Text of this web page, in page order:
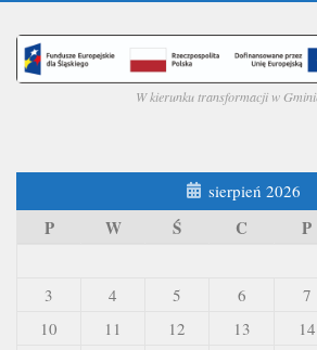
W kierunku transformacji w
sierpień 2026
P W Ś C P
3
4 5 6 7
10
11 12 13 14